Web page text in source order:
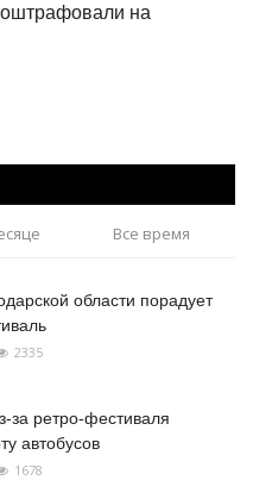
на
Все время
области порадует
2335
за ретро-фестиваля
автобусов
1678